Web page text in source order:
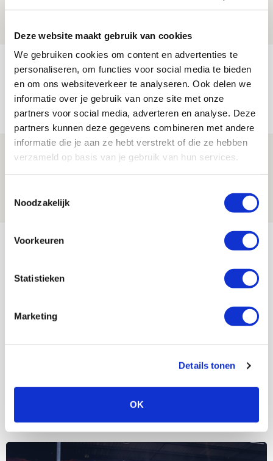
Deze website maakt gebruik van cookies
We gebruiken cookies om content en advertenties te
personaliseren, om functies voor social media te bieden
en om ons websiteverkeer te analyseren. Ook delen we
informatie over je gebruik van onze site met onze
partners voor social media, adverteren en analyse. Deze
partners kunnen deze gegevens combineren met andere
informatie die je aan ze hebt verstrekt of die ze hebben
verzameld op basis van je gebruik van hun services.
Noodzakelijk
Voorkeuren
Statistieken
Marketing
Details tonen
OK
09 AUGUSTUS 2026 - 18:53
Brandt heeft veel vertrouwen in Ajax
dat steeds beter wordt
09 AUGUSTUS 2026 - 18:14
NIEUWS
Míchel: ‘Mentaliteit werd beter nadat
ik wissels erin bracht’
NIEUWS
Bekijk meer
AUG
11